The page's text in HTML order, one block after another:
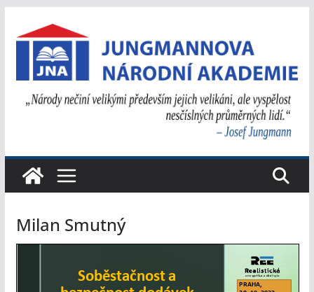
na
obsah
Milan Smutný